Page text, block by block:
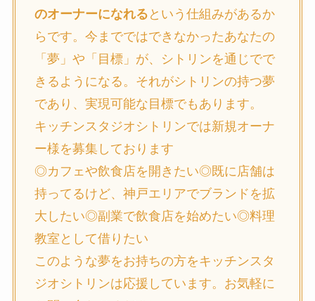
のオーナーになれる という仕組みがあるか
らです。今までではできなかったあなたの
「夢」や「目標」が、シトリンを通じでで
きるようになる。それがシトリンの持つ夢
であり、実現可能な目標でもあります。
キッチンスタジオシトリンでは新規オーナ
ー様を募集しております
◎カフェや飲食店を開きたい◎既に店舗は
持ってるけど、神戸エリアでブランドを拡
大したい◎副業で飲食店を始めたい◎料理
教室として借りたい
このような夢をお持ちの方をキッチンスタ
ジオシトリンは応援しています。お気軽に